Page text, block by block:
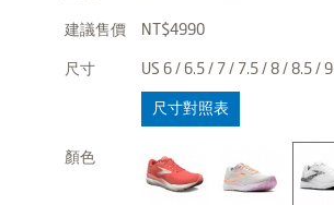
建議售價 NT$4990
尺寸 US 6 / 6.5 / 7 / 7.5 / 8 / 8.5 / 9
尺寸對照表
顏色